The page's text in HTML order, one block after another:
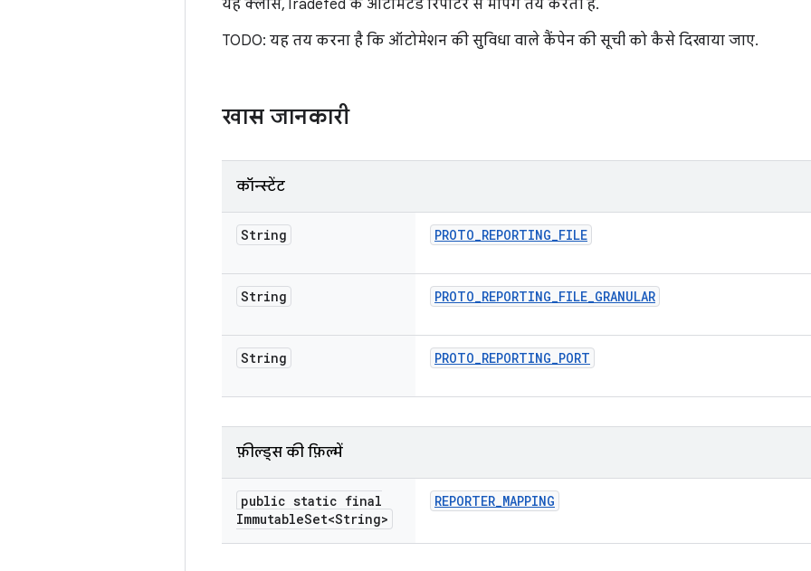
यह क्लास, Tradefed के ऑटोमेटेड रिपोर्टर से मैपिंग तय करती है.
TODO: यह तय करना है कि ऑटोमेशन की सुविधा वाले कैंपेन की सूची को कैसे दिखाया जाए.
खास जानकारी
कॉन्स्टेंट
String PROTO_REPORTING_FILE
String PROTO_REPORTING_FILE_GRANULAR
String PROTO_REPORTING_PORT
फ़ील्ड्स की फ़िल्में
public static final
ImmutableSet<String>
REPORTER_MAPPING